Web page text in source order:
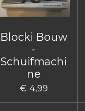
Blocki Bouw
-
Schuifmachi
ne
€ 4,99